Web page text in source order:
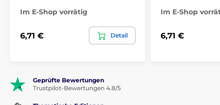
Im E-Shop vorrätig
6,71 € Detail
Im E-Shop
6,71 €
Geprüfte Bewertungen
Trustpilot-Bewertungen 4.8/5